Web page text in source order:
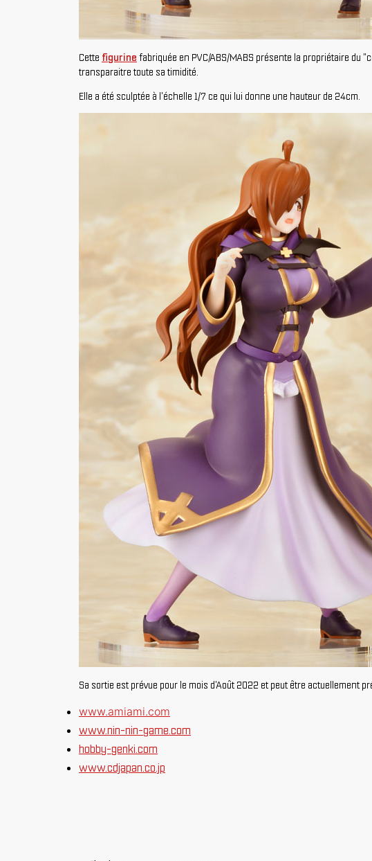
Cette figurine fabriquée en PVC/ABS/MABS présente la propriétaire du
transparaitre toute sa timidité.
Elle a été sculptée à l'échelle 1/7 ce qui lui donne une hauteur de 24cm.
Sa sortie est prévue pour le mois d'Août 2022 et peut être actuellement
www.amiami.com
www.nin-nin-game.com
hobby-genki.com
www.cdjapan.co.jp